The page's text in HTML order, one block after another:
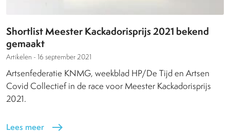
Shortlist Meester Kackadorisprijs 2021 bekend
gemaakt
Artikelen - 16 september 2021
Artsenfederatie KNMG, weekblad HP/De Tijd en Artsen
Covid Collectief in de race voor Meester Kackadorisprijs
2021.
Lees meer east